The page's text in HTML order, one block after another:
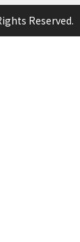
Reserved.